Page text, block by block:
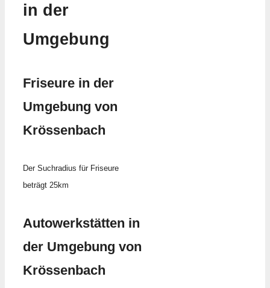
in der
Umgebung
Friseure in der
Umgebung von
Krössenbach
Der Suchradius für Friseure
beträgt 25km
Autowerkstätten in
der Umgebung von
Krössenbach